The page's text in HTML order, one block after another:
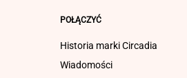
POŁĄCZYĆ
Historia marki Circadia
Wiadomości